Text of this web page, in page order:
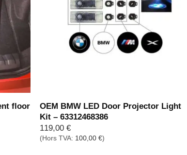
floor
OEM BMW LED Door Projector Light
Kit – 63312468386
119,00€
(Hors TVA: 100,00€)